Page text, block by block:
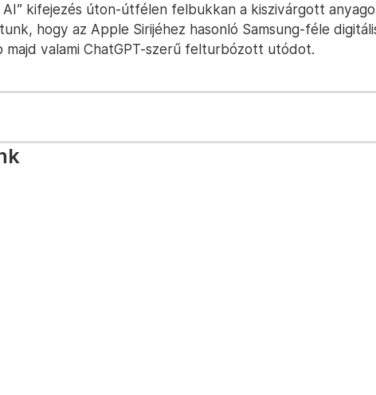
AI” kifejezés úton-útfélen felbukkan a kiszivárgott
hogy az Apple Sirijéhez hasonló Samsung-féle
majd valami ChatGPT-szerű felturbózott utódot.